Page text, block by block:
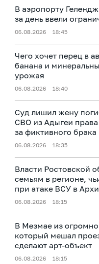
В аэропорту
за день ввели
06.08.2026 18:45
Чего хочет перец в
банана и
урожая
06.08.2026 18:40
Суд лишил жену
СВО из Адыгеи
за фиктивного брака
06.08.2026 18:35
Власти Ростовской
семьям в регионе,
при атаке ВСУ в
06.08.2026 18:15
В Мезмае из
который мешал
сделают арт-объект
06.08.2026 18:15